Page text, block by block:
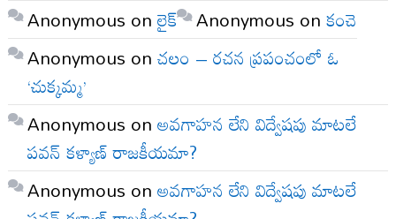
Anonymous onలైక్ Anonymous onకంచె
Anonymous onచలం – రచన ప్రపంచంలో ఓ
‘చుక్కమ్మ’
Anonymous onఅవగాహన లేని విద్వేషపు మాటలే
పవన్ కళ్యాణ్ రాజకీయమా?
Anonymous onఅవగాహన లేని విద్వేషపు మాటలే